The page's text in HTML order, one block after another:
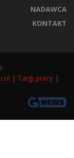
NADAWCA
KONTAKT
| Targi pracy |